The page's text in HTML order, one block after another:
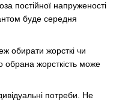
постійної напруженості
буде середня
обирати жорсткі чи
обрана жорсткість може
потреби. Не